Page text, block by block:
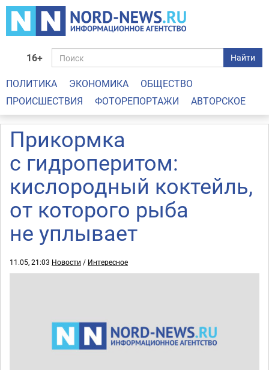
16+ Найти
ПОЛИТИКА ЭКОНОМИКА
ОБЩЕСТВО
ПРОИСШЕСТВИЯ
ФОТОРЕПОРТАЖИ АВТОРСКОЕ
Прикормка
с гидроперитом:
кислородный коктейль,
от которого рыба
не уплывает
11.05, 21:03 Новости / Интересное